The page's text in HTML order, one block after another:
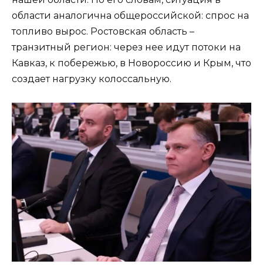
области аналогична общероссийской: спрос на
топливо вырос. Ростовская область –
транзитный регион: через нее идут потоки на
Кавказ, к побережью, в Новороссию и Крым, что
создает нагрузку колоссальную.